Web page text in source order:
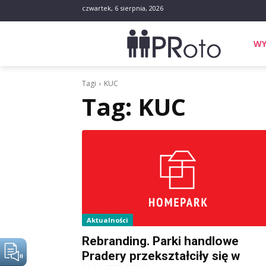
czwartek, 6 sierpnia, 2026
Tagi KUC
Tag: KUC
Aktualności
Rebranding. Parki handlowe
Pradery przekształciły się w